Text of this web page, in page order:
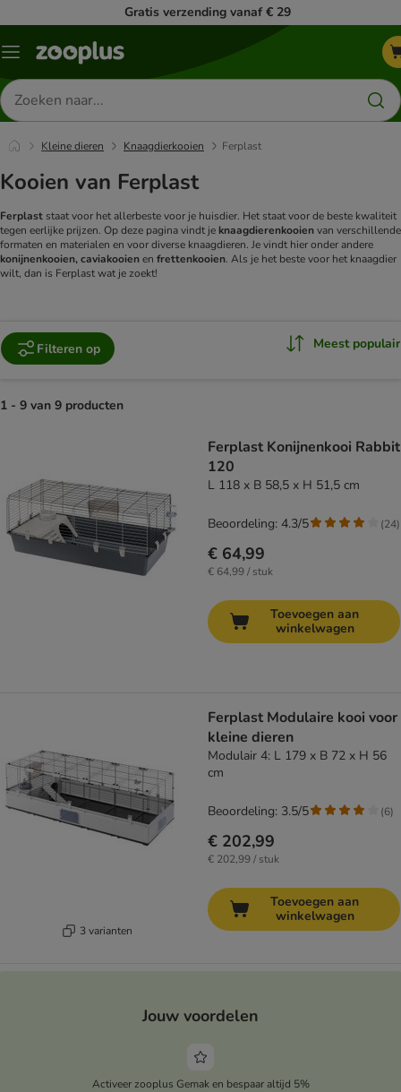
Gratis verzending vanaf € 29
Menu
Zoeken
naar
producten
Kleine dieren Knaagdierkooien Ferplast
Kooien van Ferplast
Ferplast staat voor het allerbeste voor je huisdier. Het staat voor de beste kwaliteit
tegen eerlijke prijzen. Op deze pagina vindt je knaagdierenkooienvan verschillende
formaten en materialen en voor diverse knaagdieren. Je vindt hier onder andere
konijnenkooien, caviakooienen frettenkooien. Als je het beste voor het knaagdier
wilt, dan is Ferplast wat je zoekt!
Filteren op Meest populair
1 - 9 van 9 producten
Ferplast Konijnenkooi Rabbit
120
L 118 x B 58,5 x H 51,5 cm
€ 64,99
€ 64,99 / stuk
Beoordeling: 4.3/5 (24)
Toevoegen aan
winkelwagen
3 varianten
Ferplast Modulaire kooi voor
kleine dieren
Modulair 4: L 179 x B 72 x H 56
cm
€ 202,99
€ 202,99 / stuk
Beoordeling: 3.5/5 (6)
Toevoegen aan
winkelwagen
Jouw voordelen
Activeer zooplus Gemak en bespaar altijd 5%